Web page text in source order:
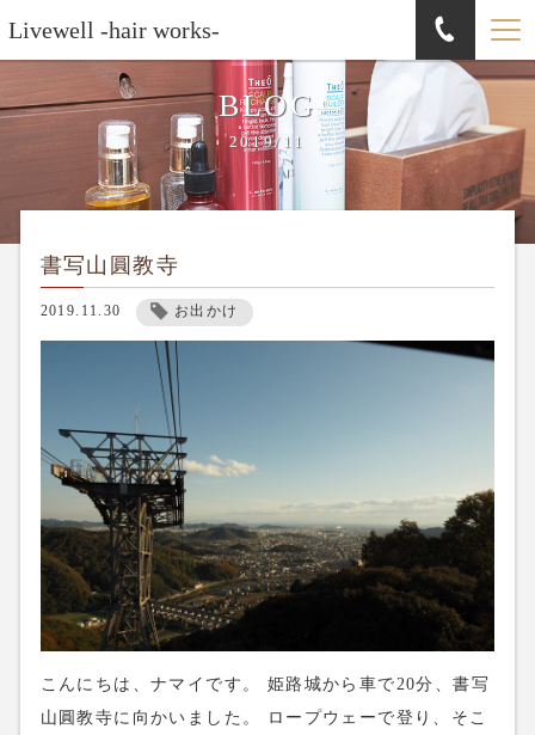
Livewell -hair works-
BLOG
2019/11
書写山圓教寺
2019.11.30 お出かけ
こんにちは、ナマイです。 姫路城から車で20分、書写
山圓教寺に向かいました。 ロープウェーで登り、そこ